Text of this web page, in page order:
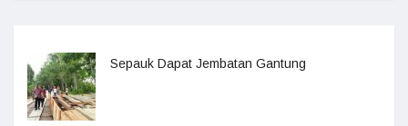
Sepauk Dapat Jembatan Gantung